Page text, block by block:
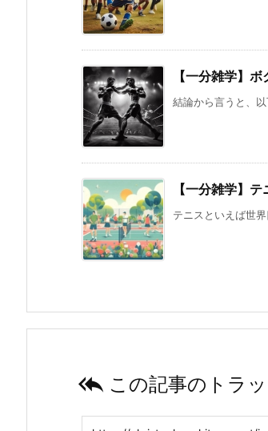
【一分雑学】
結論から言うと、
【一分雑学】
テニスといえば世
 この記事のトラ